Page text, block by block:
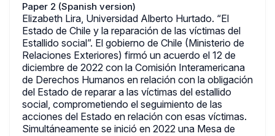
Paper 2 (Spanish version)
Elizabeth Lira, Universidad Alberto Hurtado. “El
Estado de Chile y la reparación de las víctimas del
Estallido social”. El gobierno de Chile (Ministerio de
Relaciones Exteriores) firmó un acuerdo el 12 de
diciembre de 2022 con la Comisión Interamericana
de Derechos Humanos en relación con la obligación
del Estado de reparar a las víctimas del estallido
social, comprometiendo el seguimiento de las
acciones del Estado en relación con esas víctimas.
Simultáneamente se inició en 2022 una Mesa de